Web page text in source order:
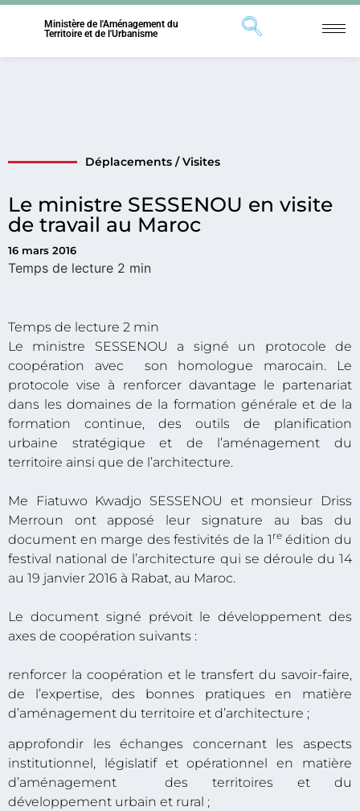
Ministère de l'Aménagement du
Territoire et de l'Urbanisme
Le ministre SESSENOU en visite
de travail au Maroc
16 mars 2016
Déplacements / Visites
Le ministre SESSENOU a signé un protocole de
coopération avec son homologue marocain. Le
protocole vise à renforcer davantage le partenariat
dans les domaines de la formation générale et de la
formation continue, des outils de planification
urbaine stratégique et de l’aménagement du
territoire ainsi que de l’architecture.
Me Fiatuwo Kwadjo SESSENOU et monsieur Driss
Merroun ont apposé leur signature au bas du
document en marge des festivités de la 1 reédition du
festival national de l’architecture qui se déroule du 14
au 19 janvier 2016 à Rabat, au Maroc.
Le document signé prévoit le développement des
axes de coopération suivants :
renforcer la coopération et le transfert du savoir-faire,
de l’expertise, des bonnes pratiques en matière
d’aménagement du territoire et d’architecture ;
approfondir les échanges concernant les aspects
institutionnel, législatif et opérationnel en matière
d’aménagement des territoires et du
développement urbain et rural ;